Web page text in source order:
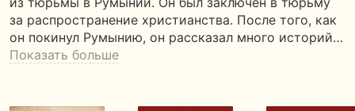
за распространение христианства. После того, как
он покинул Румынию, он рассказал много историй…
Показать больше